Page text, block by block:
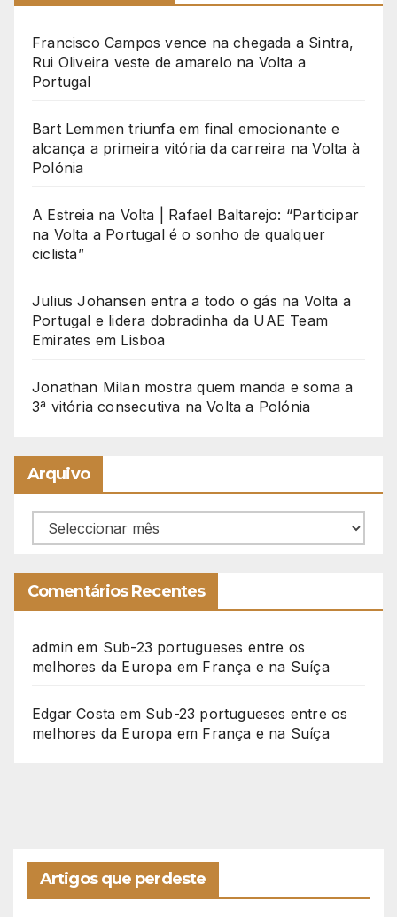
Francisco Campos vence na chegada a Sintra,
Rui Oliveira veste de amarelo na Volta a
Portugal
Bart Lemmen triunfa em final emocionante e
alcança a primeira vitória da carreira na Volta à
Polónia
A Estreia na Volta | Rafael Baltarejo: “Participar
na Volta a Portugal é o sonho de qualquer
ciclista”
Julius Johansen entra a todo o gás na Volta a
Portugal e lidera dobradinha da UAE Team
Emirates em Lisboa
Jonathan Milan mostra quem manda e soma a
3ª vitória consecutiva na Volta a Polónia
Arquivo
Arquivo
Comentários Recentes
admin em Sub-23 portugueses entre os
melhores da Europa em França e na Suíça
Edgar Costa em Sub-23 portugueses entre os
melhores da Europa em França e na Suíça
Artigos que perdeste